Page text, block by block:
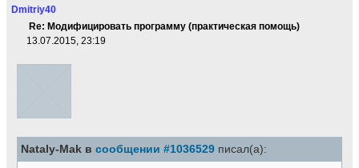
Dmitriy40
Re: Модифицировать программу (практическая помощь)
13.07.2015, 23:19
Nataly-Mak в сообщении #1036529 писал(а):